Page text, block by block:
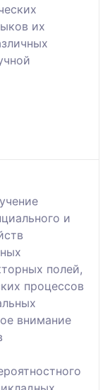
их
и
полей,
процессов
внимание